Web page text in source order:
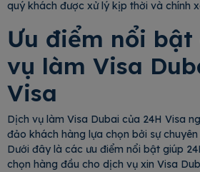
quý khách được xử lý kịp thời và chính
Ưu điểm nổi bật
vụ làm Visa
Visa
Dịch vụ làm Visa Dubai của 24H Visa
đảo khách hàng lựa chọn bởi sự
Dưới đây là các ưu điểm nổi bật giúp
chọn hàng đầu cho dịch vụ xin Visa